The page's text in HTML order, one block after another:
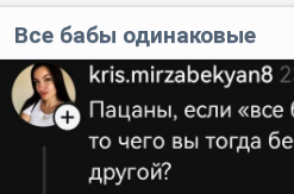
Все бабы одинаковые